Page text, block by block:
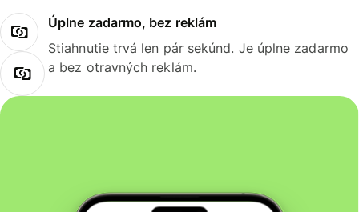
Úplne zadarmo, bez reklám
Stiahnutie trvá len pár sekúnd. Je úplne zadarmo
a bez otravných reklám.